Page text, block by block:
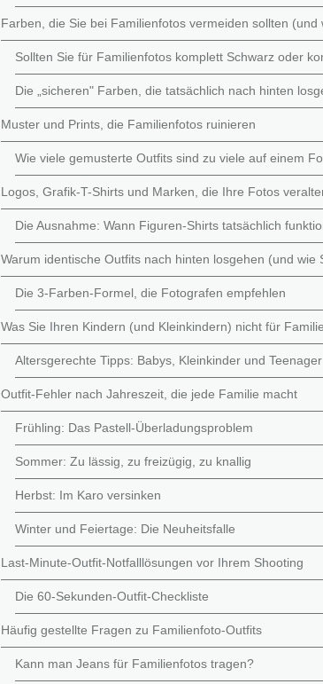
Farben, die Sie bei Familienfotos vermeiden sollten
Sollten Sie für Familienfotos komplett Schwarz oder
Die „sicheren" Farben, die tatsächlich nach hinten
Muster und Prints, die Familienfotos ruinieren
Wie viele gemusterte Outfits sind zu viele auf einem
Logos, Grafik-T-Shirts und Marken, die Ihre Fotos
Die Ausnahme: Wann Figuren-Shirts tatsächlich
Warum identische Outfits nach hinten losgehen (und wie
Die 3-Farben-Formel, die Fotografen empfehlen
Was Sie Ihren Kindern (und Kleinkindern) nicht für
Altersgerechte Tipps: Babys, Kleinkinder und Teenager
Outfit-Fehler nach Jahreszeit, die jede Familie macht
Frühling: Das Pastell-Überladungsproblem
Sommer: Zu lässig, zu freizügig, zu knallig
Herbst: Im Karo versinken
Winter und Feiertage: Die Neuheitsfalle
Last-Minute-Outfit-Notfalllösungen vor Ihrem Shooting
Die 60-Sekunden-Outfit-Checkliste
Häufig gestellte Fragen zu Familienfoto-Outfits
Kann man Jeans für Familienfotos tragen?